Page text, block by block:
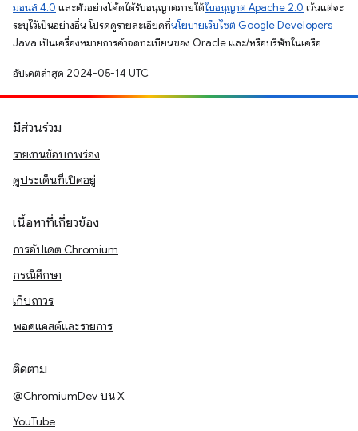
มอนส์ 4.0 และตัวอย่างโค้ดได้รับอนุญาตภายใต้ใบอนุญาต Apache 2.0 เว้นแต่จะ
ระบุไว้เป็นอย่างอื่น โปรดดูรายละเอียดที่นโยบายเว็บไซต์ Google Developers
Java เป็นเครื่องหมายการค้าจดทะเบียนของ Oracle และ/หรือบริษัทในเครือ
อัปเดตล่าสุด 2024-05-14 UTC
มีส่วนร่วม
รายงานข้อบกพร่อง
ดูประเด็นที่เปิดอยู่
เนื้อหาที่เกี่ยวข้อง
การอัปเดต Chromium
กรณีศึกษา
เก็บถาวร
พอดแคสต์และรายการ
ติดตาม
@ChromiumDev บน X
YouTube